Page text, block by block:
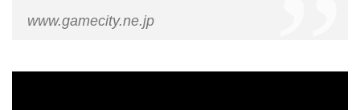
www.gamecity.ne.jp